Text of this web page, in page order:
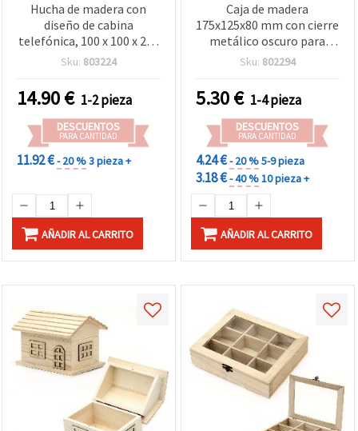
Hucha de madera con
diseño de cabina
telefónica, 100 x 100 x 220
mm, para manualidades y
Sku: 803224
14.90€ 1-2 pieza
DESCUENTOS
PARA CANTIDAD
11.92 €- 20 %3 pieza +
AÑADIR AL CARRITO
Caja de madera
175x125x80 mm con cierre
metálico oscuro para
manualidades DIY
Sku: 802294
5.30€ 1-4 pieza
DESCUENTOS
PARA CANTIDAD
4.24 €- 20 %5-9 pieza
3.18 €- 40 %10 pieza +
AÑADIR AL CARRITO